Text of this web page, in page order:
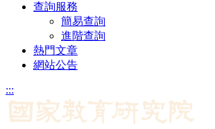
查詢服務
簡易查詢
進階查詢
熱門文章
網站公告
:::